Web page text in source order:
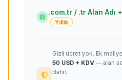
.com.tr / .tr Alan Adı
Yıllık
Gizli ücret yok. Ek
50 USD + KDV — alan
dahil.